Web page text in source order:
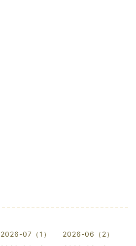
2026-07（1）
2026-06（2）